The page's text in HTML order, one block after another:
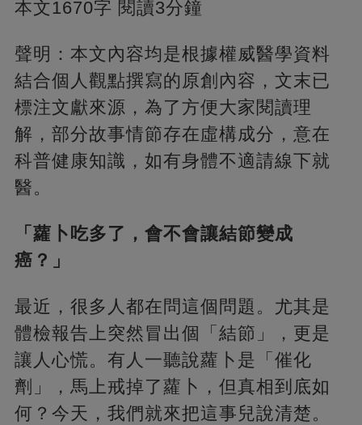
本文1670字 閱讀3分鐘
聲明：本文內容均是根據權威醫學資料
結合個人觀點撰寫的原創內容，文末已
標注文獻來源，為了方便大家閱讀理
解，部分故事情節存在虛構成分，意在
科普健康知識，如有身體不適請線下就
醫。
「蘿卜吃多了，會不會讓結節變成
癌？」
最近，很多人都在問這個問題。尤其是
體檢報告上突然冒出個「結節」，更是
讓人心慌。有人一聽說蘿卜是「催化
劑」，馬上戒掉了蘿卜，但真相到底如
何？今天，我們就來把這事兒說清楚。